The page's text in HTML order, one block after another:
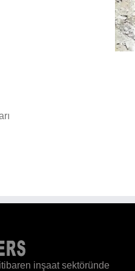
inşaat sektöründe